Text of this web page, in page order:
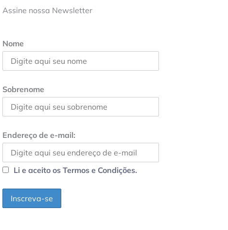
Assine nossa Newsletter
Nome
Sobrenome
Endereço de e-mail:
Li e aceito os Termos e Condições.